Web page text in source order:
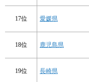
17位 愛媛県
18位 鹿児島県
19位 長崎県